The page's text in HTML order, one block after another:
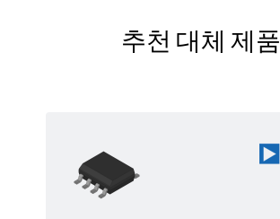
추천 대체 제품